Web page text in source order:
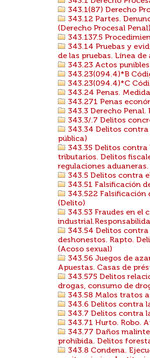
343.1(87) Derecho
343.12 Partes.
(Derecho Procesal Penal)
343.137.5
343.14 Pruebas y
de las pruebas. Línea
343.23 Actos
343.23(094.4)*B
343.23(094.4)*C
343.24 Penas.
343.271 Penas
343.3 Derecho Penal.
343.3/.7 Delitos
343.34 Delitos
pública)
343.35 Delitos
tributarios. Delitos
regulaciones
343.5 Delitos contra
343.51 Falsificación
343.522 Falsificación
(Delito)
343.53 Fraudes en el
343.54 Delitos contra
deshonestos. Rapto.
(Acoso sexual)
343.56 Juegos de
Apuestas. Casas de
343.575 Delitos
drogas, consumo de
343.58 Malos tratos
343.6 Delitos contra
343.7 Delitos contra
343.71 Hurto. Robo.
343.77 Daños
prohibida. Delitos
343.8 Condena.